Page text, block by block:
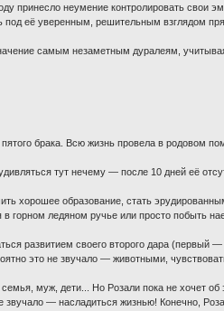
принесло неумение контролировать свои
её уверенным, решительным взглядом
самым незаметным дуралеям,
брака. Всю жизнь провела в родовом
тут нечему — после 10 дней её
хорошее образование, стать
горном ледяном ручье или просто побыть
развитием своего второго дара (первый
это не звучало — животными,
муж, дети... Но Розали пока не хочет
— насладиться жизнью! Конечно,